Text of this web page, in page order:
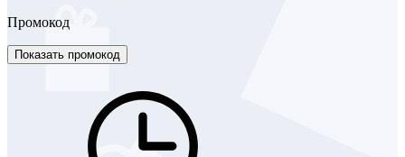
Промокод
Показать промокод